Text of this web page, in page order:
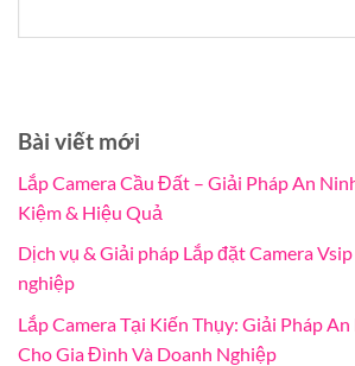
Bài viết mới
Lắp Camera Cầu Đất – Giải Pháp An
Kiệm & Hiệu Quả
Dịch vụ & Giải pháp Lắp đặt Camera
nghiệp
Lắp Camera Tại Kiến Thụy: Giải Pháp
Cho Gia Đình Và Doanh Nghiệp